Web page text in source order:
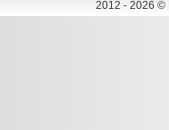
2012 - 2026 ©